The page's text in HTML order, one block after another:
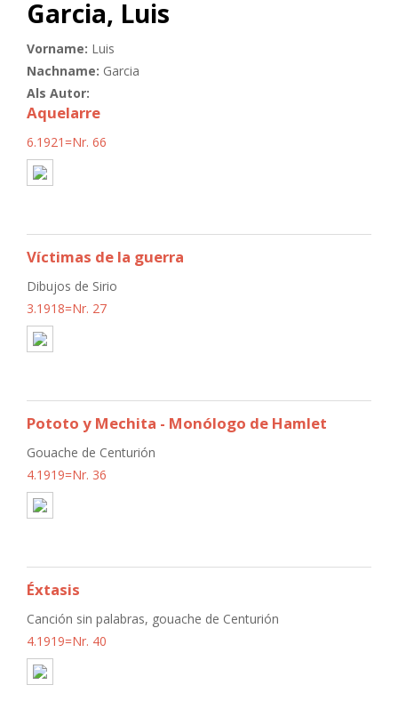
Garcia, Luis
Vorname: Luis
Nachname: Garcia
Als Autor:
Aquelarre
6.1921=Nr. 66
Víctimas de la guerra
Dibujos de Sirio
3.1918=Nr. 27
Pototo y Mechita - Monólogo de Hamlet
Gouache de Centurión
4.1919=Nr. 36
Éxtasis
Canción sin palabras, gouache de Centurión
4.1919=Nr. 40